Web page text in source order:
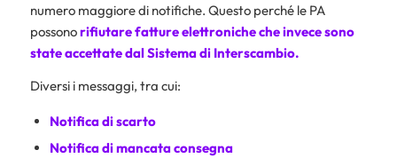
numero maggiore di notifiche. Questo perché le PA
possonorifiutarefatture elettronicheche invece sono
state accettate dalSistema di Interscambio.
Diversi i messaggi, tra cui:
Notifica di scarto
Notifica di mancata consegna